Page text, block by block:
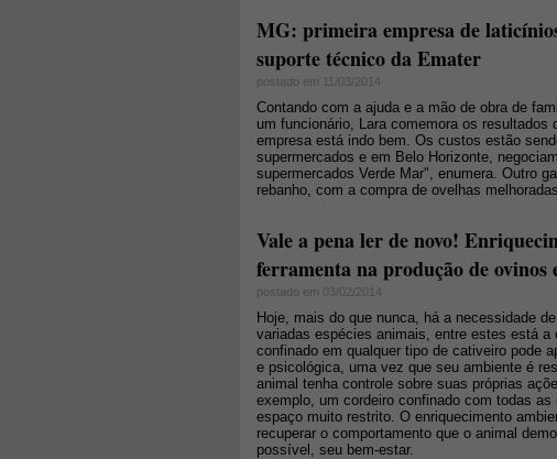
MG: primeira empresa de
suporte técnico da Emater
postado em 11/03/2014
Contando com a ajuda e a mão de obra de
um funcionário, Lara comemora os
empresa está indo bem. Os custos estão
supermercados e em Belo Horizonte,
supermercados Verde Mar", enumera. Outro
rebanho, com a compra de ovelhas
Vale a pena ler de novo!
ferramenta na produção de ovinos
postado em 03/02/2014
Hoje, mais do que nunca, há a necessidade
variadas espécies animais, entre estes está a
confinado em qualquer tipo de cativeiro pode
e psicológica, uma vez que seu ambiente é
animal tenha controle sobre suas próprias
exemplo, um cordeiro confinado com todas
espaço muito restrito. O enriquecimento
recuperar o comportamento que o animal
possível, seu bem-estar.